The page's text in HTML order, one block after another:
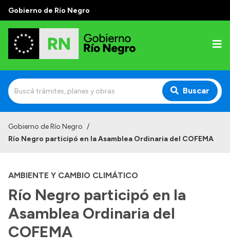
Gobierno de Río Negro
Buscar
Discursos en la Legislatura
Casa de Gobierno
Gobierno de Río Negro /
Río Negro participó en la Asamblea Ordinaria del COFEMA
AMBIENTE Y CAMBIO CLIMÁTICO
Río Negro participó en la
Asamblea Ordinaria del
COFEMA